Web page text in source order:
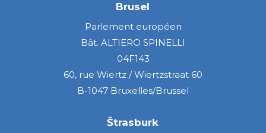
Brusel
Parlement européen
Bât. ALTIERO SPINELLI
04F143
60, rue Wiertz / Wiertzstraat 60
B-1047 Bruxelles/Brussel
Štrasburk